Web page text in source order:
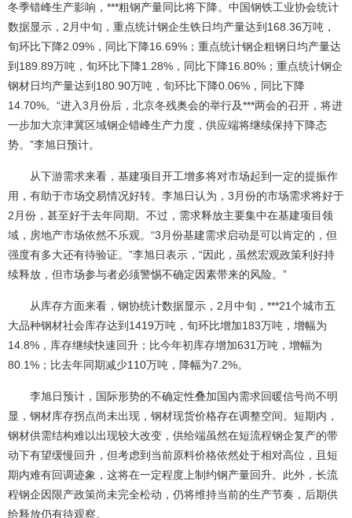
冬季错峰生产影响，***粗钢产量同比将下降。中国钢铁工业协会统计
数据显示，2月中旬，重点统计钢企生铁日均产量达到168.36万吨，
旬环比下降2.09%，同比下降16.69%；重点统计钢企粗钢日均产量达
到189.89万吨，旬环比下降1.28%，同比下降16.80%；重点统计钢企
钢材日均产量达到180.90万吨，旬环比下降0.06%，同比下降
14.70%。“进入3月份后，北京冬残奥会的举行及***两会的召开，将进
一步加大京津冀区域钢企错峰生产力度，供应端将继续保持下降态
势。”李旭日预计。
从下游需求来看，基建项目开工增多将对市场起到一定的提振作
用，有助于市场交易情况好转。李旭日认为，3月份的市场需求将好于
2月份，甚至好于去年同期。不过，需求释放主要集中在基建项目领
域，房地产市场依然不乐观。“3月份基建需求启动是可以肯定的，但
强度有多大还有待验证。”李旭日表示，“因此，虽然宏观政策利好持
续释放，但市场参与者必须警惕不确定因素带来的风险。”
从库存方面来看，钢协统计数据显示，2月中旬，***21个城市五
大品种钢材社会库存达到1419万吨，旬环比增加183万吨，增幅为
14.8%，库存继续快速回升；比今年初库存增加631万吨，增幅为
80.1%；比去年同期减少110万吨，降幅为7.2%。
李旭日预计，国际形势的不确定性叠加国内需求回暖信号尚不明
显，钢材库存拐点尚未出现，钢材现货价格存在调整空间。短期内，
钢材供需结构难以出现较大改变，供给端虽然在短流程钢企复产的带
动下有望缓慢回升，但考虑到当前原料价格依然处于相对高位，且短
期内难有回调迹象，这将在一定程度上制约钢产量回升。此外，长流
程钢企因限产政策尚未完全松动，仍将维持当前的生产节奏，后期供
给释放仍有待观察。